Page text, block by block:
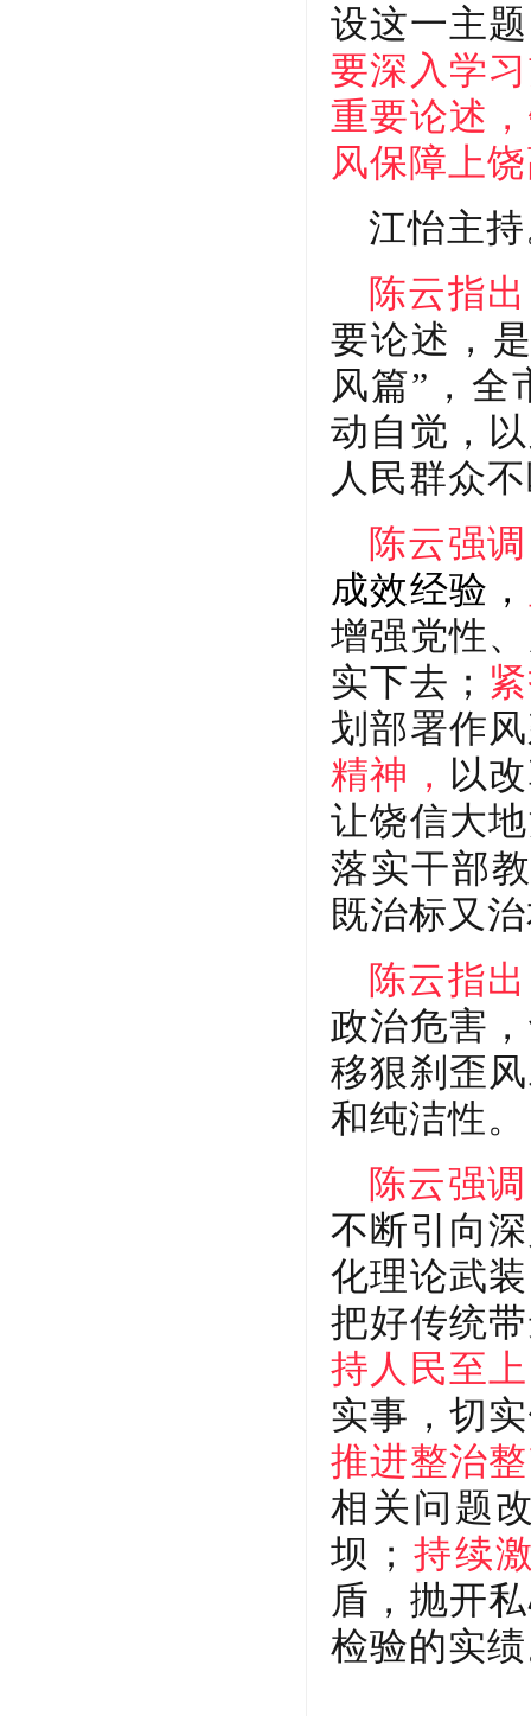
设这一主
要深入学
重要论述
风保障上
江怡主
陈云指出
要论述，
风篇”，全
动自觉，
人民群众
陈云强调
成效经验，
增强党性
实下去；
划部署作
精神， 以
让饶信大
落实干部
既治标又
陈云指
政治危害
移狠刹歪
和纯洁性。
陈云强
不断引向
化理论武
把好传统
持人民至
实事，切
推进整治
相关问题
坝； 持续
盾，抛开
检验的实